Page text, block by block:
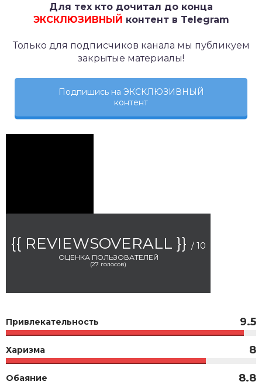
Для тех кто дочитал до конца
ЭКСКЛЮЗИВНЫЙ контент в Telegram
Только для подписчиков канала мы публикуем
закрытые материалы!
Подпишись на ЭКСКЛЮЗИВНЫЙ
контент
{{ REVIEWSOVERALL }} / 10
ОЦЕНКА ПОЛЬЗОВАТЕЛЕЙ
(27 голосов)
Привлекательность 9.5
Харизма 8
Обаяние 8.8